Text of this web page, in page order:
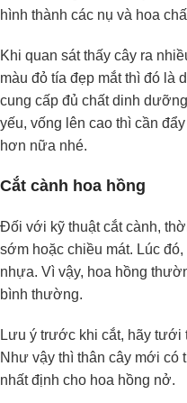
hình thành các nụ và hoa
Khi quan sát thấy cây ra
màu đỏ tía đẹp mắt thì đó là
cung cấp đủ chất dinh
yếu, vống lên cao thì cần
hơn nữa nhé.
Cắt cành hoa hồng
Đối với kỹ thuật cắt cành,
sớm hoặc chiều mát. Lúc
nhựa. Vì vậy, hoa hồng
bình thường.
Lưu ý trước khi cắt, hãy
Như vậy thì thân cây mới
nhất định cho hoa hồng nở.